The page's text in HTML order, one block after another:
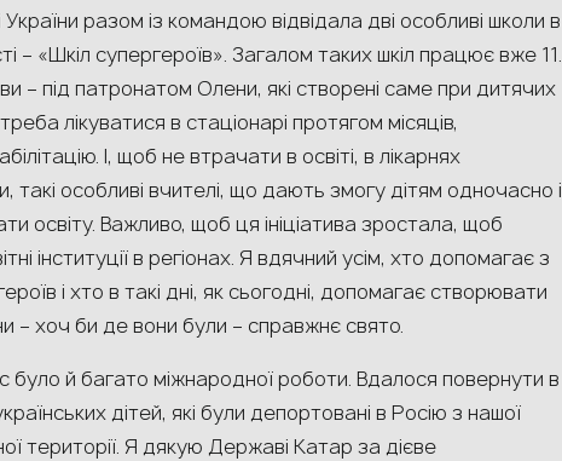
разом із командою відвідала дві особливі школи в
– «Шкіл супергероїв». Загалом таких шкіл працює вже 11.
– під патронатом Олени, які створені саме при дитячих
лікуватися в стаціонарі протягом місяців,
І, щоб не втрачати в освіті, в лікарнях
такі особливі вчителі, що дають змогу дітям одночасно і
освіту. Важливо, щоб ця ініціатива зростала, щоб
інституції в регіонах. Я вдячний усім, хто допомагає з
і хто в такі дні, як сьогодні, допомагає створювати
– хоч би де вони були – справжнє свято.
було й багато міжнародної роботи. Вдалося повернути в
дітей, які були депортовані в Росію з нашої
території. Я дякую Державі Катар за дієве